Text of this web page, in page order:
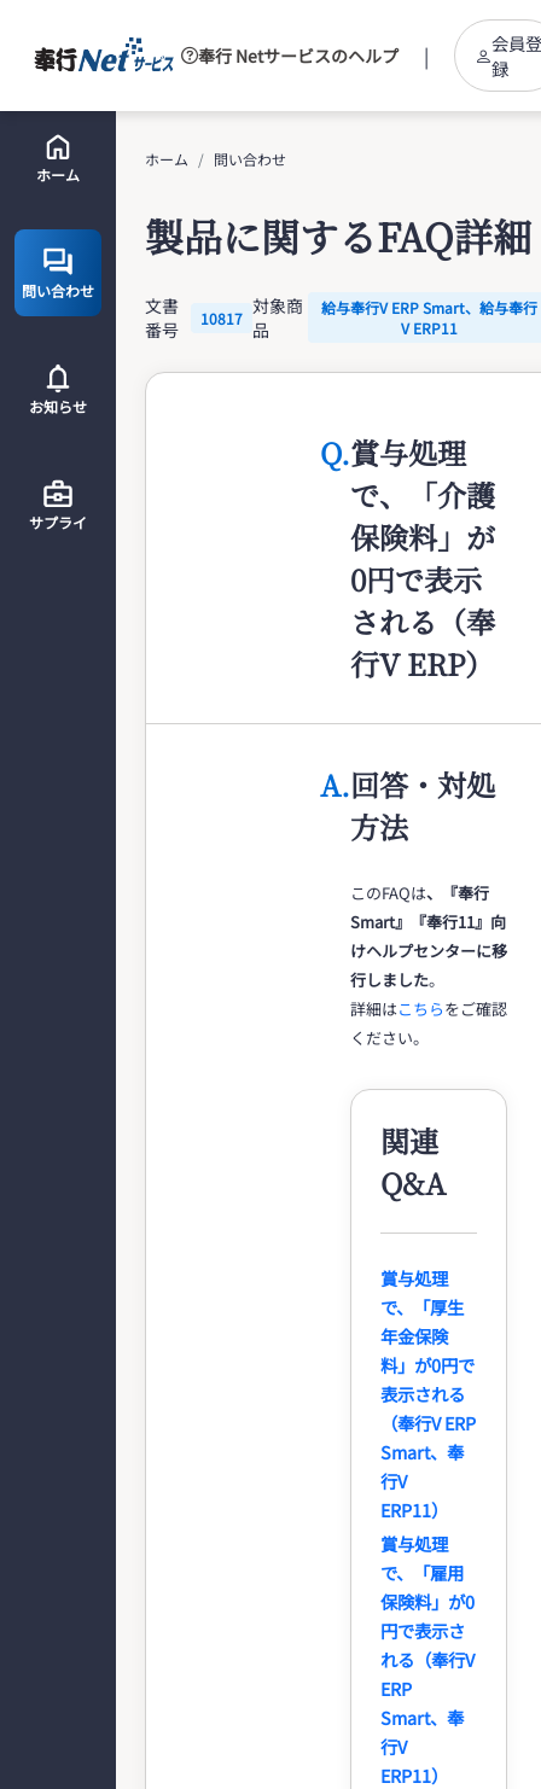
奉行 Netサービスのヘルプ |
会員
録
ホーム
問い合わせ
お知らせ
サプライ
ホーム 問い合わせ
製品に関するFAQ詳細
文書
番号
10817 対象商
品
給与奉行V ERP Smart、給与奉行
V ERP11
Q.賞与処理
で、「介護
保険料」が
0円で表示
される（奉
行V ERP）
A.回答・対処
方法
このFAQは、『奉行
Smart』『奉行11』向
けヘルプセンターに移
行しました。
詳細はこちらをご確認
ください。
関連
Q&A
賞与処理
で、「厚生
年金保険
料」が0円で
表示される
（奉行V ERP
Smart、奉
行V
ERP11）
賞与処理
で、「雇用
保険料」が0
円で表示さ
れる（奉行V
ERP
Smart、奉
行V
ERP11）